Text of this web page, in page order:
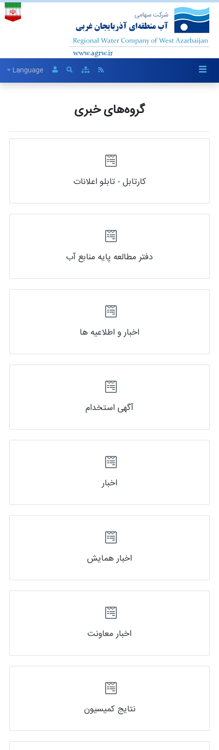
Language
گروه‌های خبری
کارتابل - تابلو اعلانات
دفتر مطالعه پایه منابع آب
اخبار و اطلاعیه ها
آگهی استخدام
اخبار
اخبار همایش
اخبار معاونت
نتایج کمیسیون